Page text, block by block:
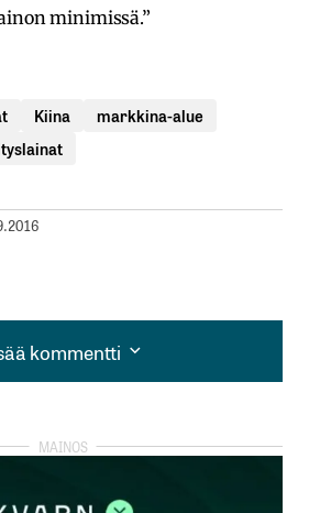
minimissä.”
Kiina
markkina-alue
kommentti
kommentti
kirjautua